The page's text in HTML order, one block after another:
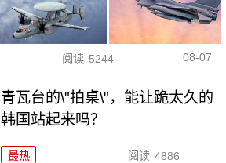
阅读 5244 08-07
青瓦台的\"拍桌\"，能让跪太久的
韩国站起来吗？
最热 阅读 4886